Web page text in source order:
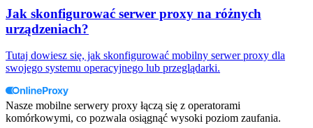
Jak skonfigurować serwer proxy na różnych
urządzeniach?
Tutaj dowiesz się, jak skonfigurować mobilny serwer proxy dla
swojego systemu operacyjnego lub przeglądarki.
Nasze mobilne serwery proxy łączą się z operatorami
komórkowymi, co pozwala osiągnąć wysoki poziom zaufania.